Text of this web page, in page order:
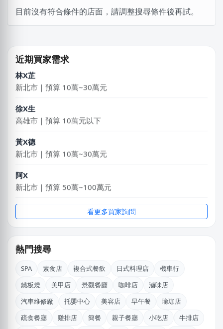
目前沒有符合條件的店面，請調整搜尋條件後再試。
近期買家需求
馬X凱
苗栗縣｜預算 30萬~50萬元
林X芷
新北市｜預算 10萬~30萬元
徐X生
高雄市｜預算 10萬元以下
黃X德
新北市｜預算 10萬~30萬元
阿X
新北市｜預算 50萬~100萬元
莊X岑
高雄市｜預算 30萬~50萬元
台北市｜預算 10萬~30萬元
馬X凱
苗栗縣｜預算 30萬~50萬元
吳X生
新北市｜預算 50萬~100萬元
看更多買家詢問
熱門搜尋
SPA 素食店 複合式餐飲 日式料理店
機車行
鐵板燒
美甲店 景觀餐廳 咖啡店
滷味店
汽車維修廠
托嬰中心 美容店 早午餐
瑜珈店
疏食餐廳
雞排店 簡餐 親子餐廳 小吃店
牛排店